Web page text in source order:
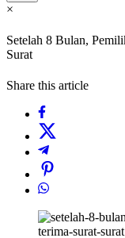
×
Setelah 8 Bulan,
Surat
Share this article